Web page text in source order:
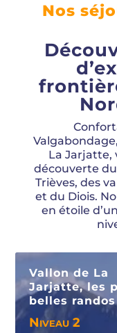
Nos
La Jarjatte,
découverte du
Trièves, des
et du Diois.
en étoile
Vallon de La
Jarjatte, les
belles randos
Niveau 2